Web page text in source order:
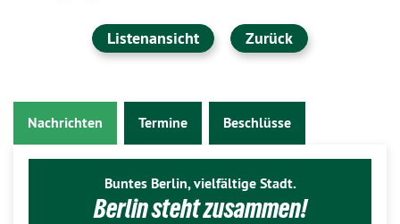
Listenansicht Zurück
Nachrichten Termine Beschlüsse
Buntes Berlin, vielfältige Stadt.
Berlin steht zusammen!